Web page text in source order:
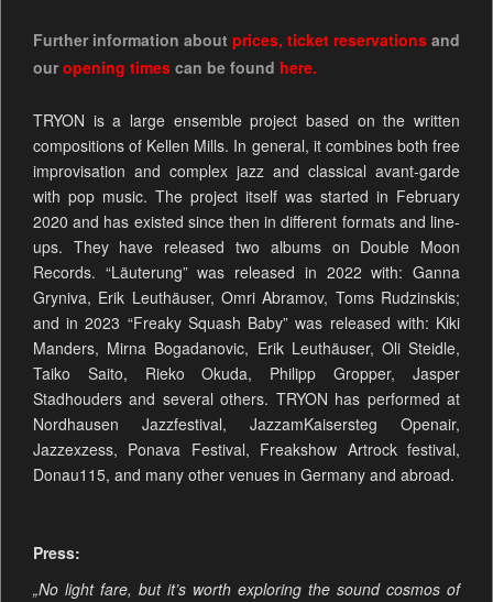
Further information about prices,ticket reservations and
our opening timescan be found here.
TRYON is a large ensemble project based on the written
compositions of Kellen Mills. In general, it combines both free
improvisation and complex jazz and classical avant-garde
with pop music. The project itself was started in February
2020 and has existed since then in different formats and line-
ups. They have released two albums on Double Moon
Records. “Läuterung” was released in 2022 with: Ganna
Gryniva, Erik Leuthäuser, Omri Abramov, Toms Rudzinskis;
and in 2023 “Freaky Squash Baby” was released with: Kiki
Manders, Mirna Bogadanovic, Erik Leuthäuser, Oli Steidle,
Taiko Saito, Rieko Okuda, Philipp Gropper, Jasper
Stadhouders and several others. TRYON has performed at
Nordhausen Jazzfestival, JazzamKaisersteg Openair,
Jazzexzess, Ponava Festival, Freakshow Artrock festival,
Donau115, and many other venues in Germany and abroad.
Press:
„No light fare, but it’s worth exploring the sound cosmos of